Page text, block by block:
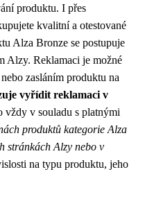
produktu. I přes
kvalitní a otestované
Alza Bronze se postupuje
Alzy. Reklamaci je možné
zasláním produktu na
vyřídit reklamaci v
vždy v souladu s platnými
produktů kategorie Alza
stránkách Alzy nebo v
na typu produktu, jeho